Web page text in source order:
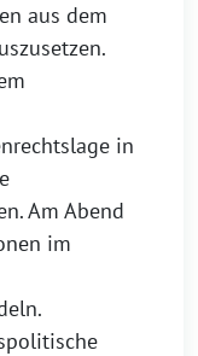
aus dem
in
Am Abend
im